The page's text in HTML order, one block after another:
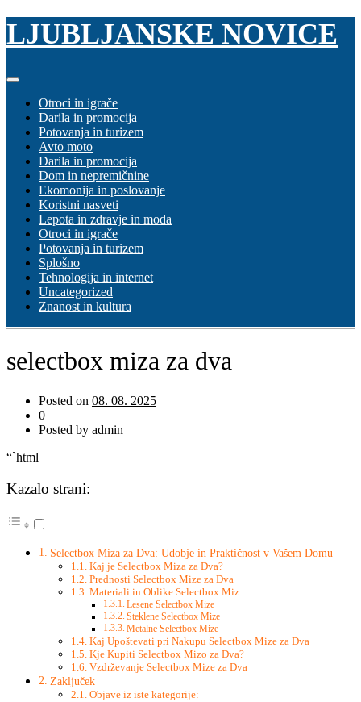
Skip
content
LJUBLJANSKE NOVICE
Otroci in igrače
Darila in promocija
Potovanja in turizem
Avto moto
Darila in promocija
Dom in nepremičnine
Ekomonija in poslovanje
Koristni nasveti
Lepota in zdravje in moda
Otroci in igrače
Potovanja in turizem
Splošno
Tehnologija in internet
Uncategorized
Znanost in kultura
selectbox miza za dva
Posted on 08. 08. 2025
0
Posted by admin
“`html
Kazalo strani:
Selectbox Miza za Dva: Udobje in Praktičnost v Vašem Domu
Kaj je Selectbox Miza za Dva?
Prednosti Selectbox Mize za Dva
Materiali in Oblike Selectbox Miz
Lesene Selectbox Mize
Steklene Selectbox Mize
Metalne Selectbox Mize
Kaj Upoštevati pri Nakupu Selectbox Mize za Dva
Kje Kupiti Selectbox Mizo za Dva?
Vzdrževanje Selectbox Mize za Dva
Zaključek
Objave iz iste kategorije: